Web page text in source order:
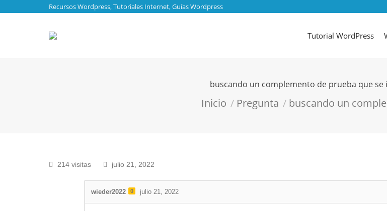
Recursos Wordpress, Tutoriales Internet, Guías Wordpress
Tutorial WordPress
buscando un complemento de prueba que
Estás aquí:
Inicio Pregunta buscando un
214 visitas julio 21, 2022
wieder2022 0 julio 21, 2022